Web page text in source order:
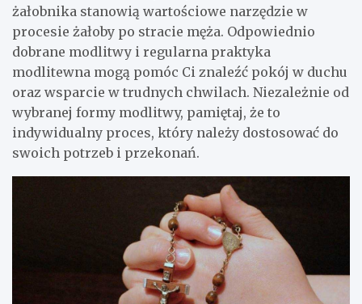
żałobnika stanowią wartościowe narzędzie w
procesie żałoby po stracie męża. Odpowiednio
dobrane modlitwy i regularna praktyka
modlitewna mogą pomóc Ci znaleźć pokój w duchu
oraz wsparcie w trudnych chwilach. Niezależnie od
wybranej formy modlitwy, pamiętaj, że to
indywidualny proces, który należy dostosować do
swoich potrzeb i przekonań.